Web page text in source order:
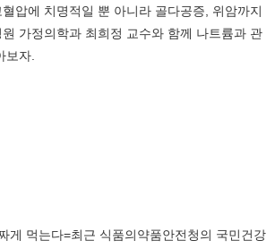
압에 치명적일 뿐 아니라 골다공증, 위암까지
가정의학과 최희정 교수와 함께 나트륨과 관
보자.
먹는다=최근 식품의약품안전청의 국민건강